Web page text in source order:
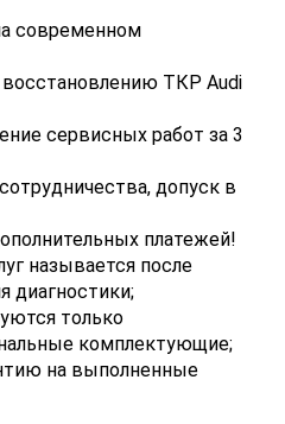
современном
ТКР Audi
сервисных работ за 3
допуск в
платежей!
называется после
диагностики;
только
комплектующие;
на выполненные